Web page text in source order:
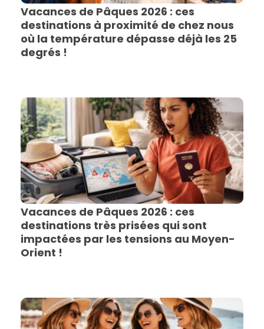
Vacances de Pâques 2026 : ces
destinations à proximité de chez nous
où la température dépasse déjà les 25
degrés !
Vacances de Pâques 2026 : ces
destinations très prisées qui sont
impactées par les tensions au Moyen-
Orient !